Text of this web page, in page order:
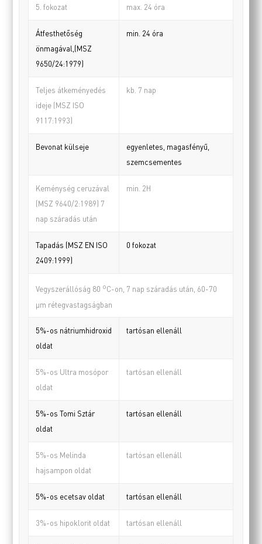
5. fokozat max. 24 óra
Átfesthetőség
önmagával,(MSZ
9650/24:1979)
min. 24 óra
Teljes átkeményedés
ideje (MSZ ISO
9117:1993)
kb. 7 nap
Bevonat külseje
egyenletes, magasfényű,
szemcsementes
Keménység ceruzával
(MSZ 9640/2:1989) 7
nap száradás után
min. 2H
Tapadás (MSZ EN ISO
2409:1999)
0 fokozat
Vegyszerállóság 80 oC-on, 7 nap száradás után, 60-70
µm rétegvastagságban
5%-os nátriumhidroxid
oldat
tartósan ellenáll
5%-os Ultra mosópor
oldat
tartósan ellenáll
5%-os Tomi Sztár
oldat
tartósan ellenáll
5%-os Melinda
hajsampon oldat
tartósan ellenáll
5%-os ecetsav oldat tartósan ellenáll
3%-os hipoklorit oldat tartósan ellenáll